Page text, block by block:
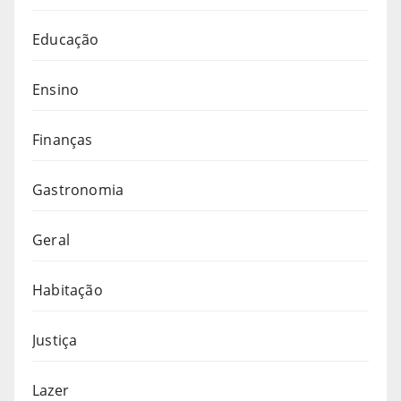
Educação
Ensino
Finanças
Gastronomia
Geral
Habitação
Justiça
Lazer